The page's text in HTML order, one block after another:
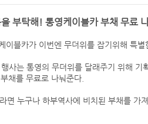
부탁해! 통영케이블카 부채 무료
이블카가 이번엔 무더위를 잡기위해 특별
사는 통영의 무더위를 달래주기 위해 기
채를 무료로 나눠준다.
면 누구나 하부역사에 비치된 부채를 가